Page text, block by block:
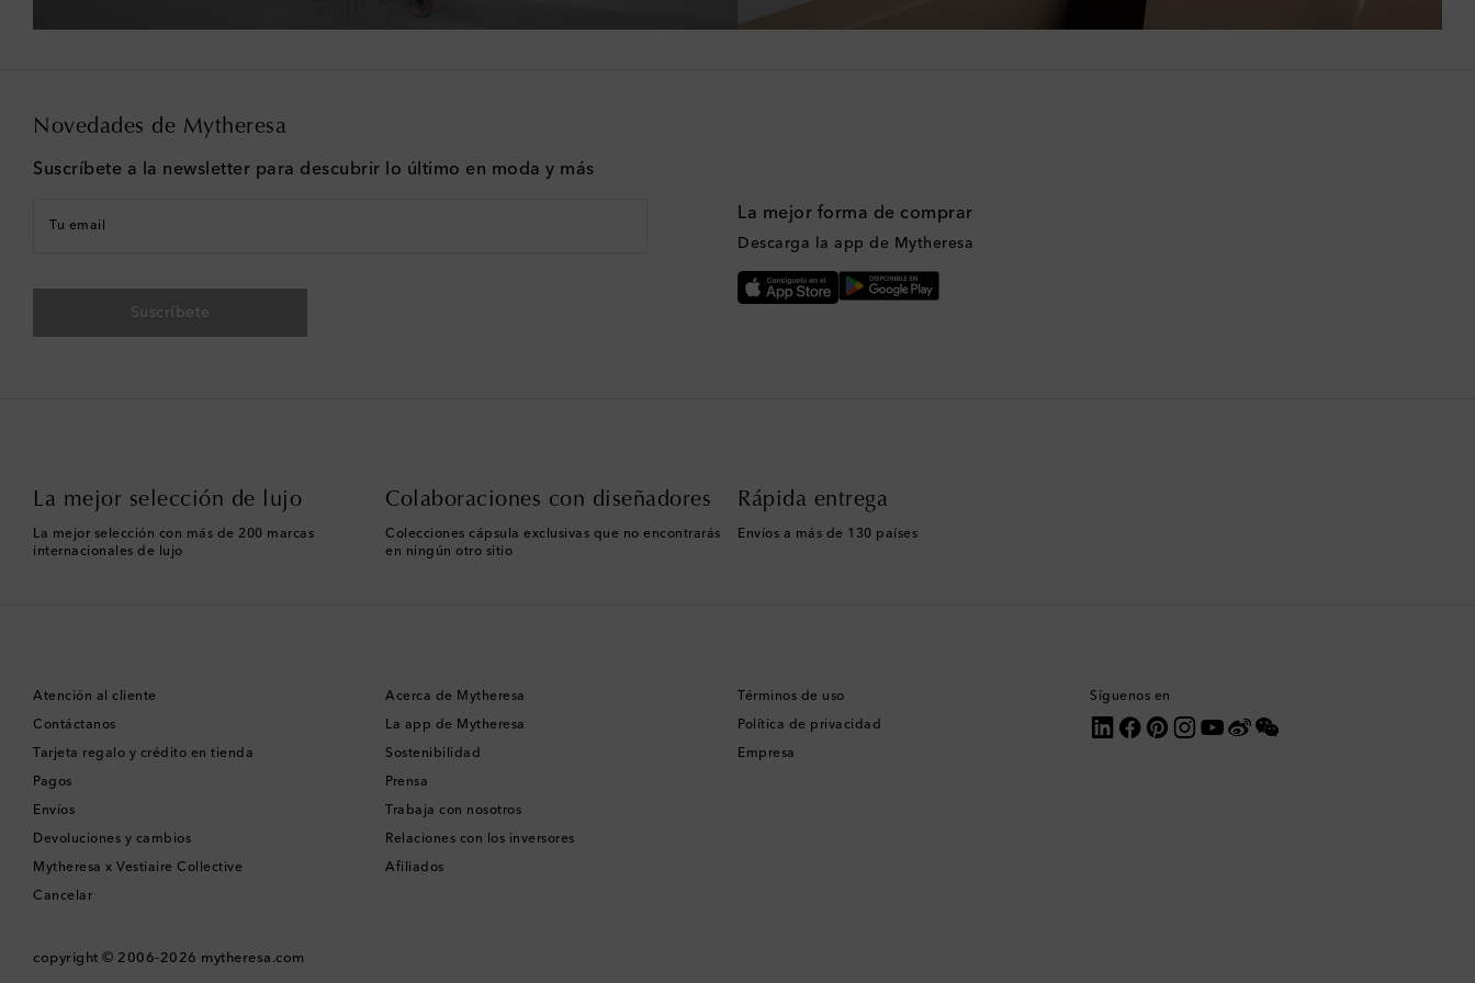
Novedades de Mytheresa
Suscríbete a la newsletter para descubrir lo último en moda y más
Tu email
Suscríbete
La mejor forma de comprar
Descarga la app de Mytheresa
La mejor selección de lujo
La mejor selección con más de 200 marcas
internacionales de lujo
Colaboraciones con diseñadores
Colecciones cápsula exclusivas que no encontrarás
en ningún otro sitio
Rápida entrega
Envíos a más de 130 países
Atención al cliente
Contáctanos
Tarjeta regalo y crédito en tienda
Pagos
Envíos
Devoluciones y cambios
Mytheresa x Vestiaire Collective
Cancelar
Acerca de Mytheresa
La app de Mytheresa
Sostenibilidad
Prensa
Trabaja con nosotros
Relaciones con los inversores
Afiliados
Términos de uso
Política de privacidad
Empresa
Síguenos en
copyright © 2006-2026 mytheresa.com
Dinamarca